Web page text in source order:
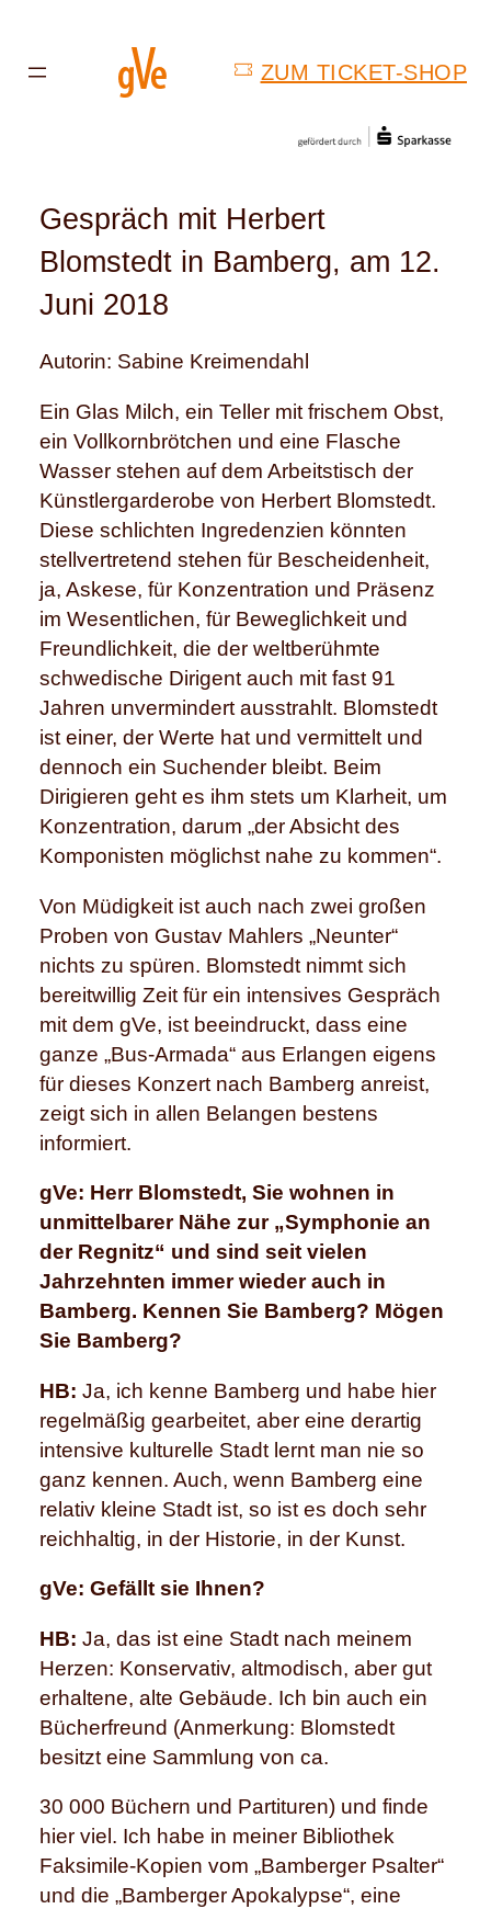
ZUM TICKET-SHOP
Gespräch mit Herbert
Blomstedt in Bamberg, am 12.
Juni 2018
Autorin: Sabine Kreimendahl
Ein Glas Milch, ein Teller mit frischem Obst,
ein Vollkornbrötchen und eine Flasche
Wasser stehen auf dem Arbeitstisch der
Künstlergarderobe von Herbert Blomstedt.
Diese schlichten Ingredenzien könnten
stellvertretend stehen für Bescheidenheit,
ja, Askese, für Konzentration und Präsenz
im Wesentlichen, für Beweglichkeit und
Freundlichkeit, die der weltberühmte
schwedische Dirigent auch mit fast 91
Jahren unvermindert ausstrahlt. Blomstedt
ist einer, der Werte hat und vermittelt und
dennoch ein Suchender bleibt. Beim
Dirigieren geht es ihm stets um Klarheit, um
Konzentration, darum „der Absicht des
Komponisten möglichst nahe zu kommen“.
Von Müdigkeit ist auch nach zwei großen
Proben von Gustav Mahlers „Neunter“
nichts zu spüren. Blomstedt nimmt sich
bereitwillig Zeit für ein intensives Gespräch
mit dem gVe, ist beeindruckt, dass eine
ganze „Bus-Armada“ aus Erlangen eigens
für dieses Konzert nach Bamberg anreist,
zeigt sich in allen Belangen bestens
informiert.
gVe: Herr Blomstedt, Sie wohnen in
unmittelbarer Nähe zur „Symphonie an
der Regnitz“ und sind seit vielen
Jahrzehnten immer wieder auch in
Bamberg. Kennen Sie Bamberg? Mögen
Sie Bamberg?
HB: Ja, ich kenne Bamberg und habe hier
regelmäßig gearbeitet, aber eine derartig
intensive kulturelle Stadt lernt man nie so
ganz kennen. Auch, wenn Bamberg eine
relativ kleine Stadt ist, so ist es doch sehr
reichhaltig, in der Historie, in der Kunst.
gVe: Gefällt sie Ihnen?
HB: Ja, das ist eine Stadt nach meinem
Herzen: Konservativ, altmodisch, aber gut
erhaltene, alte Gebäude. Ich bin auch ein
Bücherfreund (Anmerkung: Blomstedt
besitzt eine Sammlung von ca.
30 000 Büchern und Partituren) und finde
hier viel. Ich habe in meiner Bibliothek
Faksimile-Kopien vom „Bamberger Psalter“
und die „Bamberger Apokalypse“, eine